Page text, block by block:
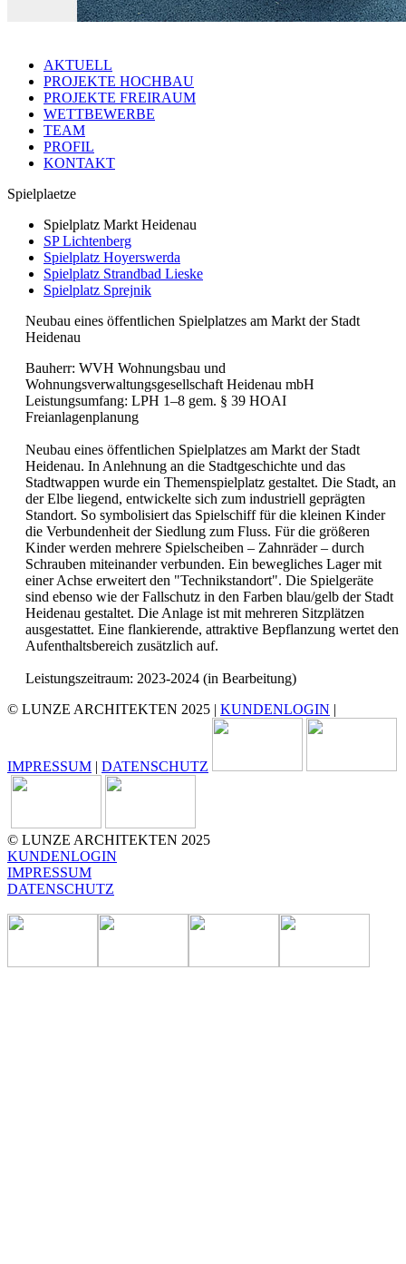
AKTUELL
PROJEKTE HOCHBAU
PROJEKTE FREIRAUM
WETTBEWERBE
TEAM
PROFIL
KONTAKT
Spielplaetze
Spielplatz Markt Heidenau
SP Lichtenberg
Spielplatz Hoyerswerda
Spielplatz Strandbad Lieske
Spielplatz Sprejnik
Neubau eines öffentlichen Spielplatzes am Markt der Stadt
Heidenau
Bauherr: WVH Wohnungsbau und
Wohnungsverwaltungsgesellschaft Heidenau mbH
Leistungsumfang: LPH 1–8 gem. § 39 HOAI
Freianlagenplanung
Neubau eines öffentlichen Spielplatzes am Markt der Stadt
Heidenau. In Anlehnung an die Stadtgeschichte und das
Stadtwappen wurde ein Themenspielplatz gestaltet. Die Stadt, an
der Elbe liegend, entwickelte sich zum industriell geprägten
Standort. So symbolisiert das Spielschiff für die kleinen Kinder
die Verbundenheit der Siedlung zum Fluss. Für die größeren
Kinder werden mehrere Spielscheiben – Zahnräder – durch
Schrauben miteinander verbunden. Ein bewegliches Lager mit
einer Achse erweitert den "Technikstandort". Die Spielgeräte
sind ebenso wie der Fallschutz in den Farben blau/gelb der Stadt
Heidenau gestaltet. Die Anlage ist mit mehreren Sitzplätzen
ausgestattet. Eine flankierende, attraktive Bepflanzung wertet den
Aufenthaltsbereich zusätzlich auf.
Leistungszeitraum: 2023-2024 (in Bearbeitung)
© LUNZE ARCHITEKTEN 2025 | KUNDENLOGIN |
IMPRESSUM | DATENSCHUTZ
© LUNZE ARCHITEKTEN 2025
KUNDENLOGIN
IMPRESSUM
DATENSCHUTZ